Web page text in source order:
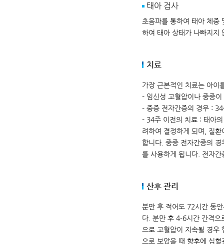
태아 검사
초음파를 통하여 태아 체중
하여 태아 상태가 나빠지지
치료
가장 근본적인 치료는 아이
- 임신성 고혈압이나 중증
- 중증 전자간증의 경우 :
- 34주 이전의 치료 : 태아
려하여 결정하게 되며, 질
합니다. 중증 전자간증의
를 사용하게 됩니다. 전자
산후 관리
분만 후 적어도 72시간 동
다. 분만 후 4-6시간 간격
으로 고혈압이 지속될 경우
으로 보았을 때 향후에 심